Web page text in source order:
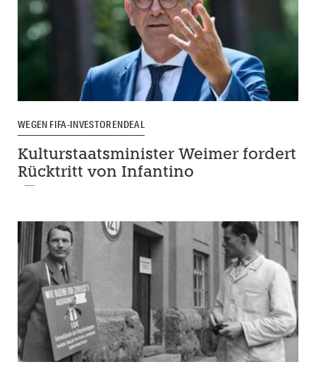
WEGEN FIFA-INVESTORENDEAL
Kulturstaatsminister Weimer fordert
Rücktritt von Infantino